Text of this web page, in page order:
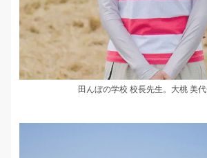
田んぼの学校 校長先生。大桃 美